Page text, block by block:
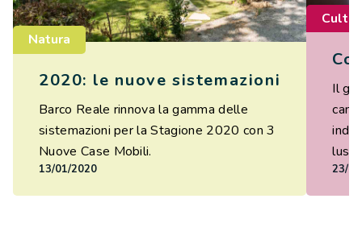
Natura
2020: le nuove sistemazioni
Barco Reale rinnova la gamma delle
sistemazioni per la Stagione 2020 con 3
Nuove Case Mobili.
13/01/2020
Il
23/